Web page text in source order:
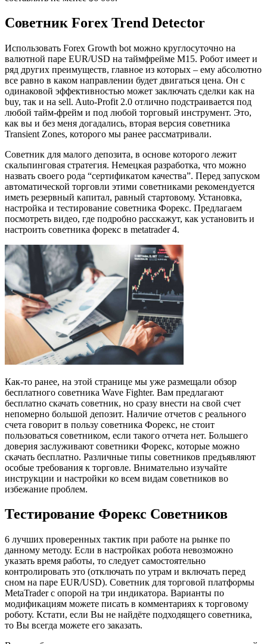
Советник Forex Trend Detector
Использовать Forex Growth bot можно круглосуточно на
валютной паре EUR/USD на таймфрейме М15. Робот имеет и
ряд других преимуществ, главное из которых – ему абсолютно
все равно в каком направлении будет двигаться цена. Он с
одинаковой эффективностью может заключать сделки как на
buy, так и на sell. Auto-Profit 2.0 отлично подстраивается под
любой тайм-фрейм и под любой торговый инструмент. Это,
как вы и без меня догадались, вторая версия советника
Transient Zones, которого мы ранее рассматривали.
Советник для малого депозита, в основе которого лежит
скальпинговая стратегия. Немецкая разработка, что можно
назвать своего рода “сертификатом качества”. Перед запуском
автоматической торговли этими советниками рекомендуется
иметь резервный капитал, равный стартовому. Установка,
настройка и тестирование советника Форекс. Предлагаем
посмотреть видео, где подробно расскажут, как установить и
настроить советника форекс в metatrader 4.
Как-то ранее, на этой странице мы уже размещали обзор
бесплатного советника Wave Fighter. Вам предлагают
бесплатно скачать советник, но сразу внести на свой счет
непомерно большой депозит. Наличие отчетов с реального
счета говорит в пользу советника Форекс, не стоит
пользоваться советником, если такого отчета нет. Большего
доверия заслуживают советники Форекс, которые можно
скачать бесплатно. Различные типы советников предъявляют
особые требования к торговле. Внимательно изучайте
инструкции и настройки ко всем видам советников во
избежание проблем.
Тестирование Форекс Советников
6 лучших проверенных тактик при работе на рынке по
данному методу. Если в настройках робота невозможно
указать время работы, то следует самостоятельно
контролировать это (отключать по утрам и включать перед
сном на паре EUR/USD). Советник для торговой платформы
MetaTrader с опорой на три индикатора. Варианты по
модификациям можете писать в комментариях к торговому
роботу. Кстати, если Вы не найдёте подходящего советника,
то Вы всегда можете его заказать.